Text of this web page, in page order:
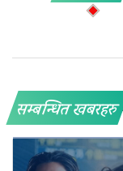
सम्बन्धित खबरहरु